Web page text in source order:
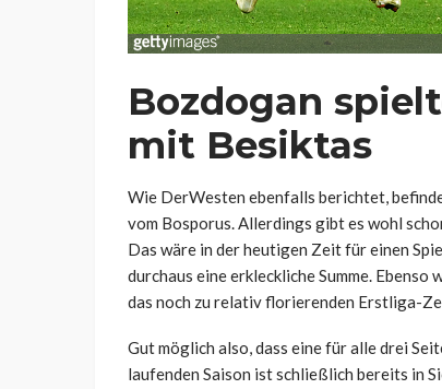
Bozdogan
mit Besiktas
Wie DerWesten ebenfalls berichtet,
vom Bosporus. Allerdings gibt es wohl
Das wäre in der heutigen Zeit für einen
durchaus eine erkleckliche Summe.
das noch zu relativ florierenden Erstliga-
Gut möglich also, dass eine für alle drei
laufenden Saison ist schließlich bereits in